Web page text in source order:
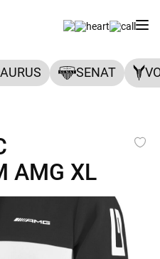
AURUS SENAT
КАПЮШОНОМ
XL